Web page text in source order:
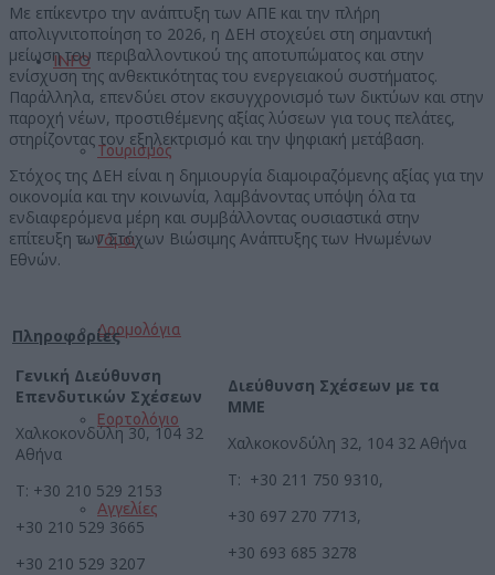
INFO
Τουρισμός
Γάμοι
Δρομολόγια
Εορτολόγιο
Αγγελίες
Με επίκεντρο την ανάπτυξη των ΑΠΕ και την πλήρη
απολιγνιτοποίηση το 2026, η ΔΕΗ στοχεύει στη σημαντική
μείωση του περιβαλλοντικού της αποτυπώματος και στην
ενίσχυση της ανθεκτικότητας του ενεργειακού συστήματος.
Παράλληλα, επενδύει στον εκσυγχρονισμό των δικτύων και στην
παροχή νέων, προστιθέμενης αξίας λύσεων για τους πελάτες,
στηρίζοντας τον εξηλεκτρισμό και την ψηφιακή μετάβαση.
Στόχος της ΔΕΗ είναι η δημιουργία διαμοιραζόμενης αξίας για την
οικονομία και την κοινωνία, λαμβάνοντας υπόψη όλα τα
ενδιαφερόμενα μέρη και συμβάλλοντας ουσιαστικά στην
επίτευξη των Στόχων Βιώσιμης Ανάπτυξης των Ηνωμένων
Εθνών.
Πληροφορίες
Γενική Διεύθυνση
Επενδυτικών Σχέσεων
Χαλκοκονδύλη 30, 104 32
Αθήνα
Τ: +30 210 529 2153
+30 210 529 3665
+30 210 529 3207
Διεύθυνση Σχέσεων με τα
ΜΜΕ
Χαλκοκονδύλη 32, 104 32 Αθήνα
Τ: +30 211 750 9310,
+30 697 270 7713,
+30 693 685 3278